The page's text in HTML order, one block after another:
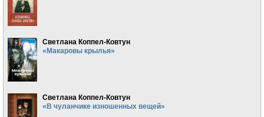
Светлана Коппел-Ковтун
«Макаровы крылья»
Светлана Коппел-Ковтун
«В чуланчике изношенных вещей»